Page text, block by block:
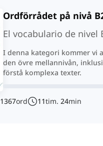
Ordförrådet på nivå
El vocabulario de nivel
I denna kategori kommer vi
den övre mellannivån,
förstå komplexa texter.
1367ord 11tim. 24min